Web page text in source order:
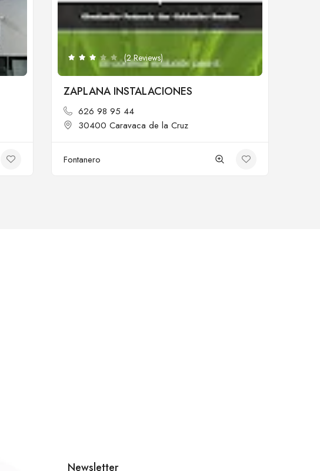
(2 Reviews)
ZAPLANA INSTALACIONES
626 98 95 44
30400 Caravaca de la Cruz
Fontanero
Newsletter